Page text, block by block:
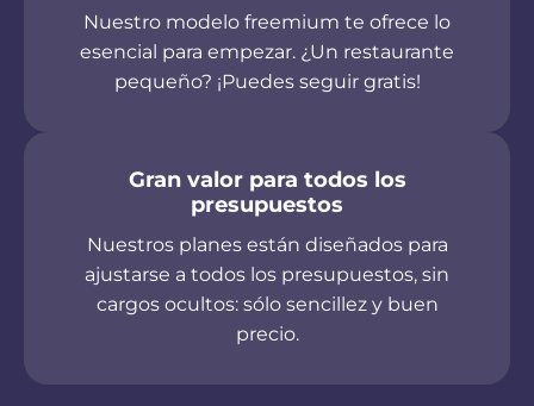
Nuestro modelo freemium te ofrece lo
esencial para empezar. ¿Un restaurante
pequeño? ¡Puedes seguir gratis!
Gran valor para todos los
presupuestos
Nuestros planes están diseñados para
ajustarse a todos los presupuestos, sin
cargos ocultos: sólo sencillez y buen
precio.